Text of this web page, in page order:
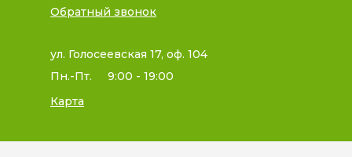
Обратный звонок
ул. Голосеевская 17, оф. 104
Пн.-Пт.
9:00 - 19:00
Карта